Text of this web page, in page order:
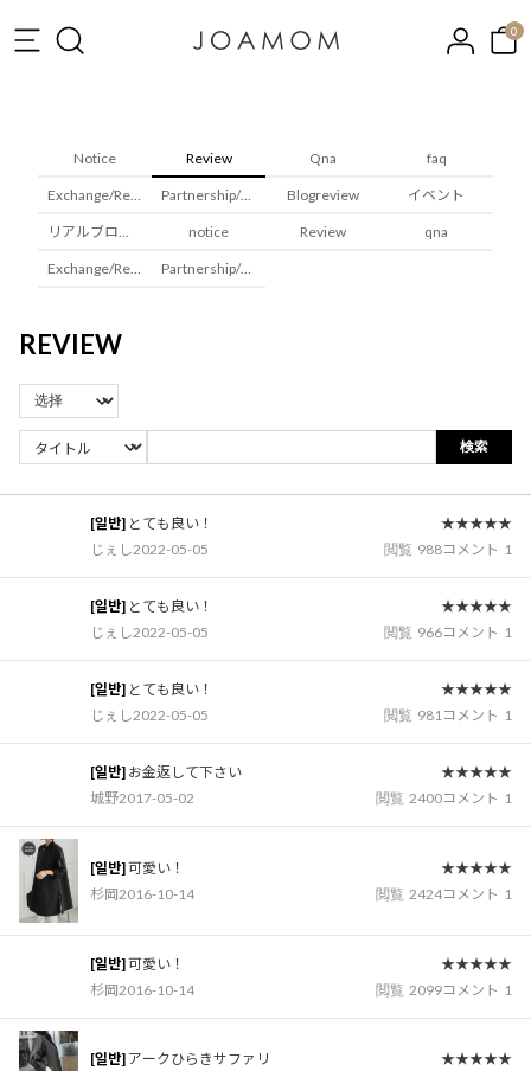
0
Notice Review Qna faq
Exchange/Returns Partnership/Wholesale Blogreview イベント
リアルブロガレビュー notice Review qna
Exchange/Returns Partnership/Wholesale
REVIEW
検索
[일반] とても良い！
★★★★★
じぇし2022-05-05 閲覧 988コメント 1
[일반] とても良い！
★★★★★
じぇし2022-05-05 閲覧 966コメント 1
[일반] とても良い！
★★★★★
じぇし2022-05-05 閲覧 981コメント 1
[일반] お金返して下さい
★★★★★
城野2017-05-02 閲覧 2400コメント 1
[일반]可愛い！
★★★★★
杉岡2016-10-14 閲覧 2424コメント 1
[일반]可愛い！
★★★★★
杉岡2016-10-14 閲覧 2099コメント 1
[일반] アークひらきサファリ
★★★★★